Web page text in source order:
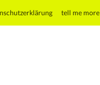
tell me more